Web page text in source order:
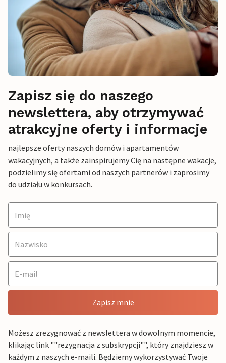
Zapisz się do naszego
newslettera, aby otrzymywać
atrakcyjne oferty i informacje
najlepsze oferty naszych domów i apartamentów
wakacyjnych, a także zainspirujemy Cię na następne wakacje,
podzielimy się ofertami od naszych partnerów i zaprosimy
do udziału w konkursach.
Zapisz mnie
Możesz zrezygnować z newslettera w dowolnym momencie,
klikając link ""rezygnacja z subskrypcji"", który znajdziesz w
każdym z naszych e-maili. Będziemy wykorzystywać Twoje